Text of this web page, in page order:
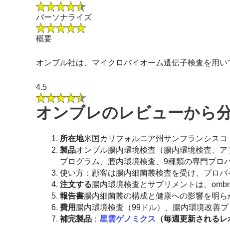
パーソナライズ
概要
オンブル社は、マイクロバイオーム遺伝子検査を用
4.5
オンブレのレビューから
所在地米国カリフォルニア州サンフランシスコ
製品オンブル腸内環境検査（腸内環境検査、
プログラム、膣内環境検査、9種類の専門プロ
使い方：顧客は腸内細菌叢検査を受け、プロ
注文する腸内環境検査とサプリメントは、
報告書腸内細菌叢の構成と健康への影響を明
費用 腸内環境検査（99ドル）、腸内環境改善
補完製品 ： 星雲ゲノミクス （毎週更新される